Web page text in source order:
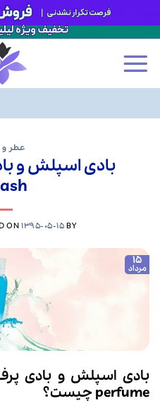
عطر و
ON1395-05-15BY
15
مرداد
perfume چیست؟